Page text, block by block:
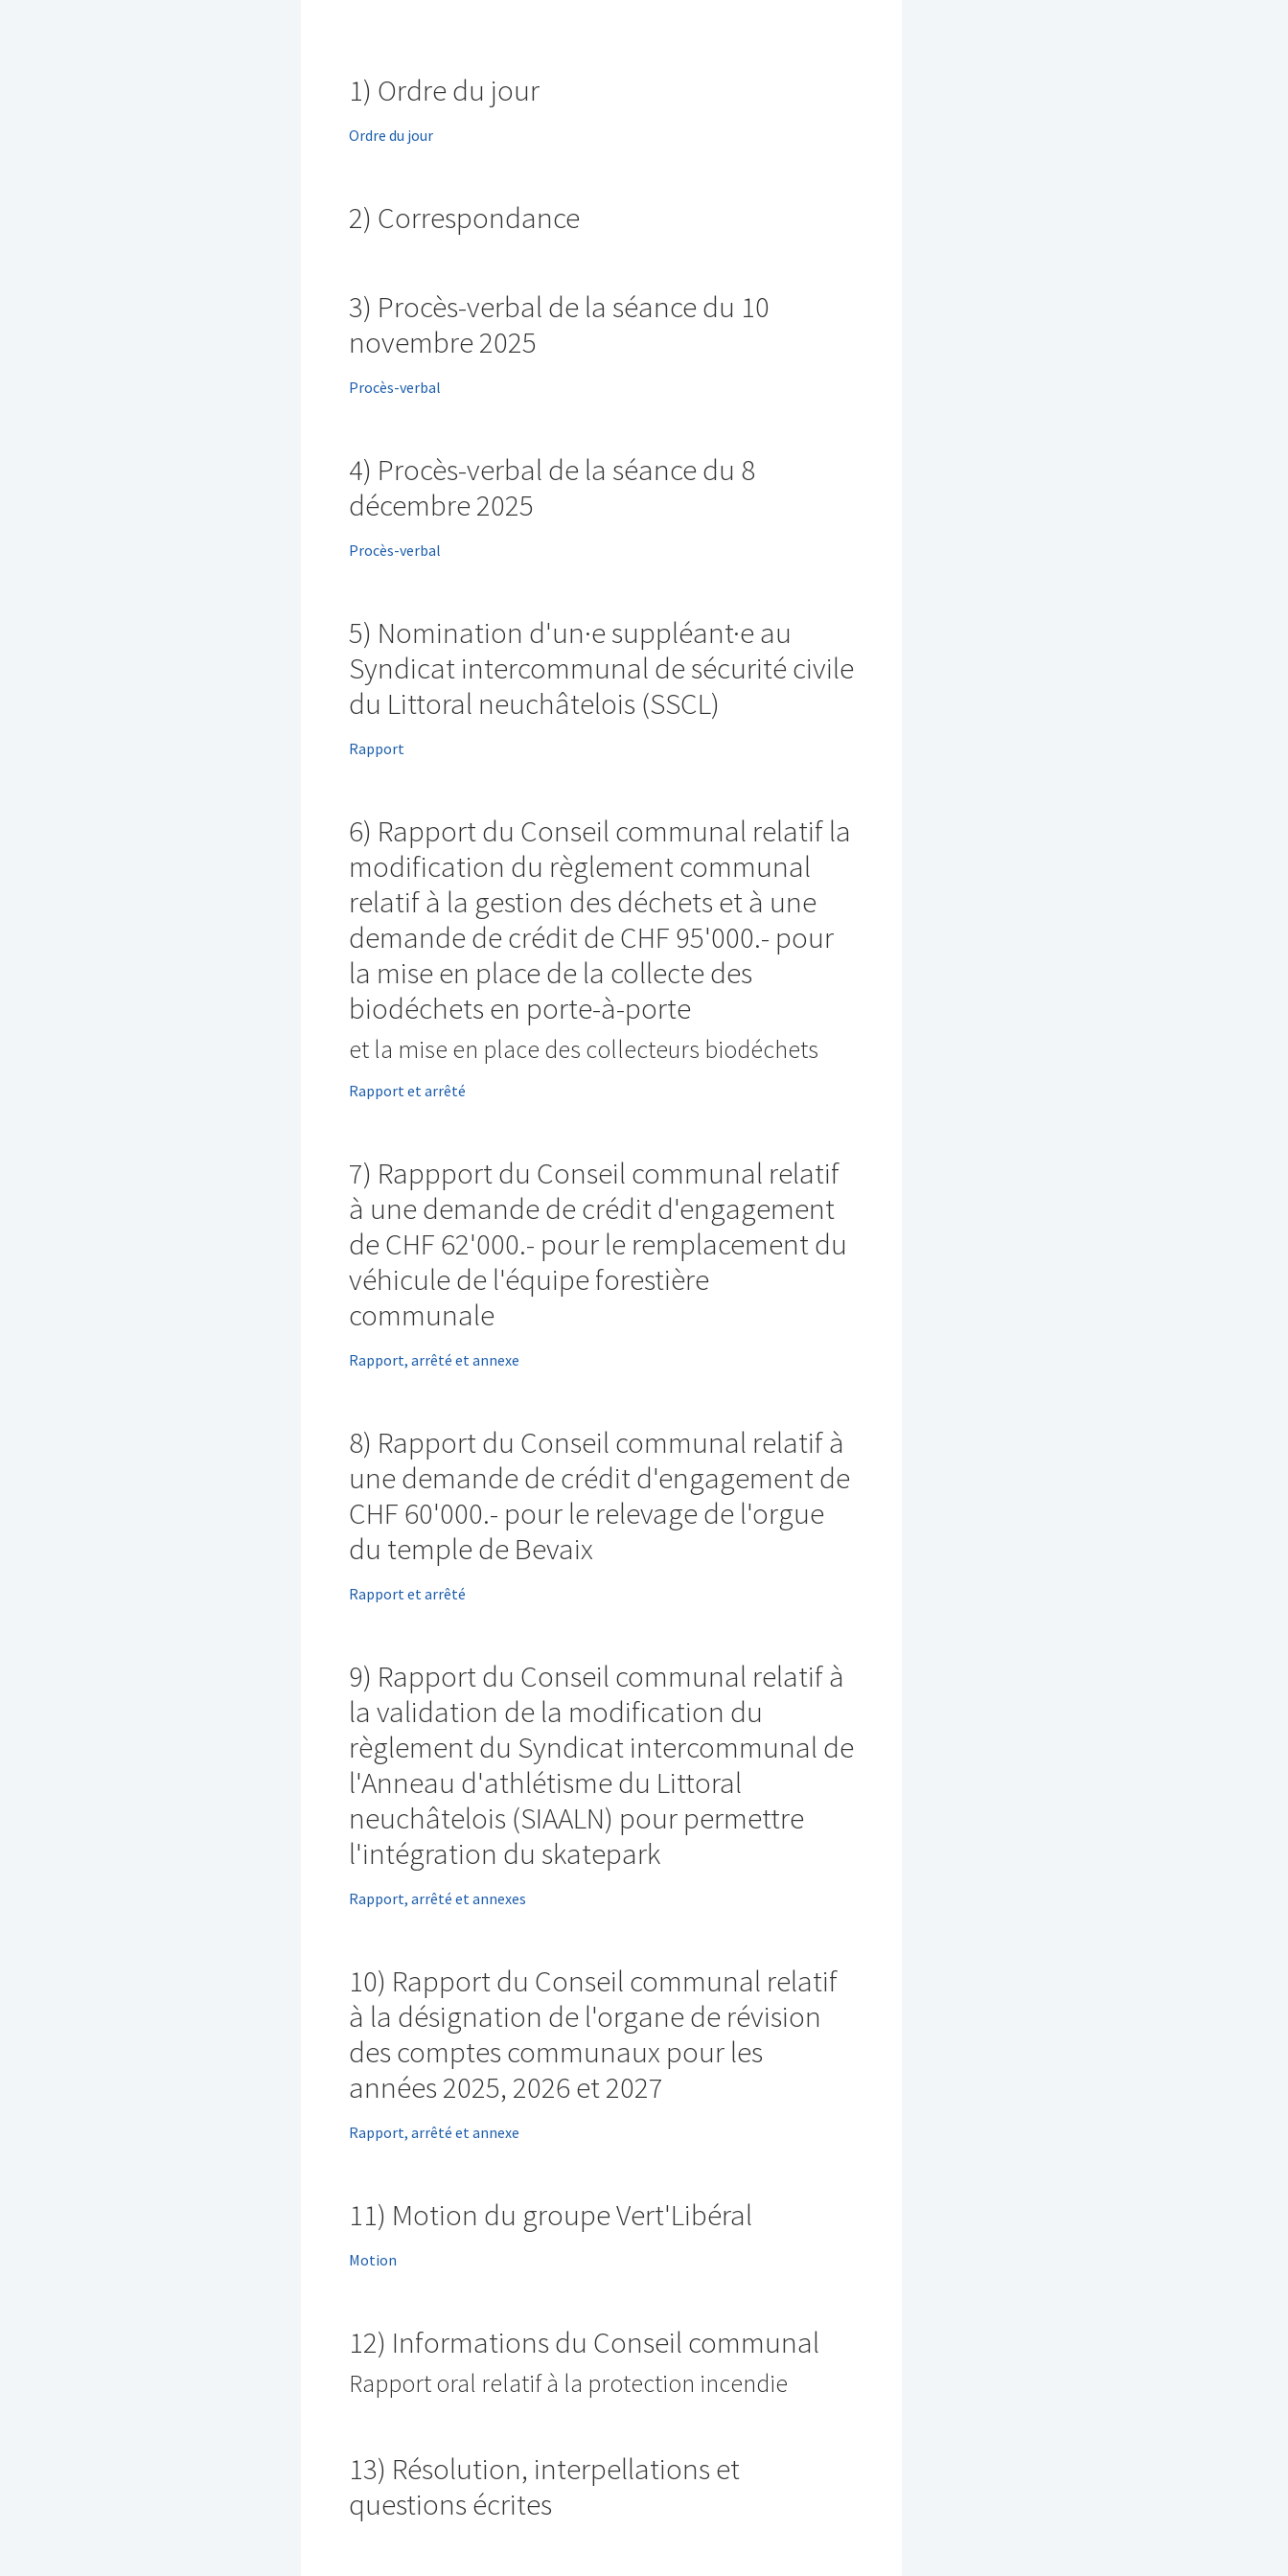
1) Ordre du jour
Ordre du jour
2) Correspondance
3) Procès-verbal de la séance du 10
novembre 2025
Procès-verbal
4) Procès-verbal de la séance du 8
décembre 2025
Procès-verbal
5) Nomination d'un·e suppléant·e au
Syndicat intercommunal de sécurité civile
du Littoral neuchâtelois (SSCL)
Rapport
6) Rapport du Conseil communal relatif la
modification du règlement communal
relatif à la gestion des déchets et à une
demande de crédit de CHF 95'000.- pour
la mise en place de la collecte des
biodéchets en porte-à-porte
et la mise en place des collecteurs biodéchets
Rapport et arrêté
7) Rappport du Conseil communal relatif
à une demande de crédit d'engagement
de CHF 62'000.- pour le remplacement du
véhicule de l'équipe forestière
communale
Rapport, arrêté et annexe
8) Rapport du Conseil communal relatif à
une demande de crédit d'engagement de
CHF 60'000.- pour le relevage de l'orgue
du temple de Bevaix
Rapport et arrêté
9) Rapport du Conseil communal relatif à
la validation de la modification du
règlement du Syndicat intercommunal de
l'Anneau d'athlétisme du Littoral
neuchâtelois (SIAALN) pour permettre
l'intégration du skatepark
Rapport, arrêté et annexes
10) Rapport du Conseil communal relatif
à la désignation de l'organe de révision
des comptes communaux pour les
années 2025, 2026 et 2027
Rapport, arrêté et annexe
11) Motion du groupe Vert'Libéral
Motion
12) Informations du Conseil communal
Rapport oral relatif à la protection incendie
13) Résolution, interpellations et
questions écrites